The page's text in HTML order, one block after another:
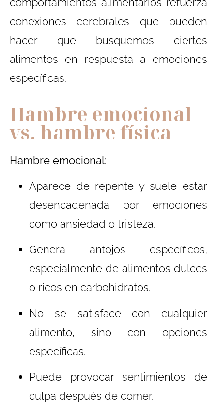
comportamientos alimentarios refuerza
conexiones cerebrales que pueden
hacer que busquemos ciertos
alimentos en respuesta a emociones
específicas.
Hambre emocional
vs. hambre física
Hambre emocional:
Aparece de repente y suele estar
desencadenada por emociones
como ansiedad o tristeza.
Genera antojos específicos,
especialmente de alimentos dulces
o ricos en carbohidratos.
No se satisface con cualquier
alimento, sino con opciones
específicas.
Puede provocar sentimientos de
culpa después de comer.